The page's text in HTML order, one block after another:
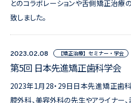
とのコラボレーションや舌側矯正治
致しました。
2023.02.08 【矯正治療】セミナー・学会
第5回 日本先進矯正歯科学会
2023年1月28・29日日本先進矯正歯
腔外科、美容外科の先生やアライナー